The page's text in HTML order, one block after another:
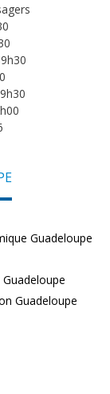
Guadeloupe
Guadeloupe